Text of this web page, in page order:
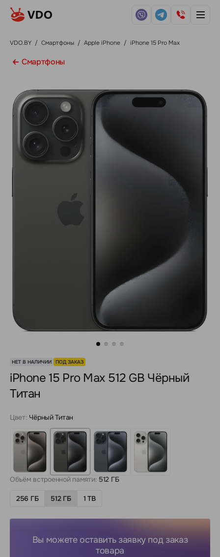
VDO.BY / Смартфоны / Apple iPhone / iPhone 15 Pro Max
Смартфоны
НЕТ В НАЛИЧИИ ПОД ЗАКАЗ
iPhone 15 Pro Max 512 GB Чёрный
Титан
Цвет: Чёрный Титан
Объём встроенной памяти: 512 ГБ
256 ГБ 512 ГБ 1 TB
Вы можете оставить заявку под заказ
товара